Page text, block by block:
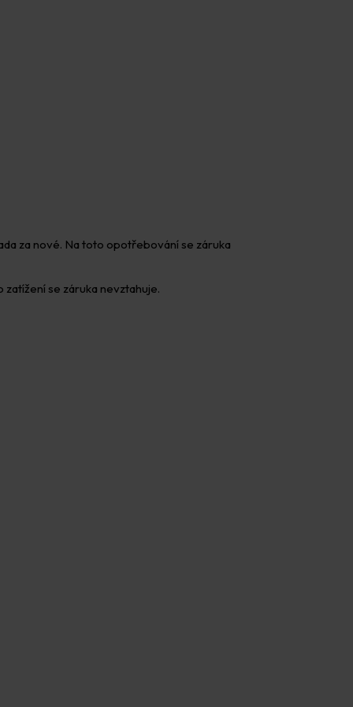
za nové. Na toto opotřebování se záruka
se záruka nevztahuje.